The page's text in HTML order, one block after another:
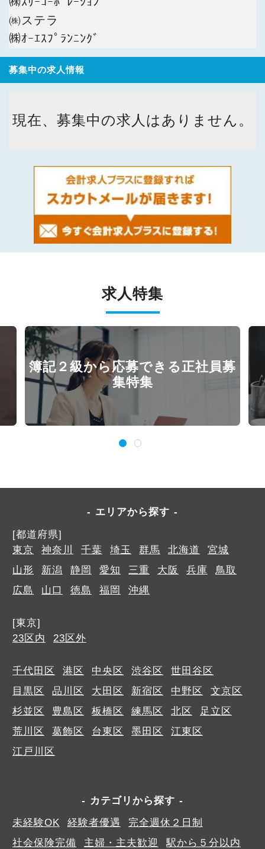
㈱ステラ
㈱ｵｰｴｽﾌﾟﾗﾝﾆﾝｸﾞ
募集中の求人情報
現在、募集中の求人はありません。
求人特集
簿記２級から応募できる正社員募
集特集
エリアから探す
[都道府県]
東京
神奈川 千葉 埼玉 群馬 北海道
宮城
山形
新潟 静岡 愛知 三重 大阪 兵庫
鳥取
広島
山口 徳島 福岡 沖縄
[東京]
23区内
23区外
千代田区 港区 中央区 渋谷区
世田谷区
目黒区
品川区 大田区 新宿区 中野区
文京区
杉並区
豊島区 板橋区 練馬区 北区
足立区
荒川区
葛飾区 台東区 墨田区
江東区
江戸川区
カテゴリから探す
未経験OK
経験者優遇
完全週休２日制
社会保険完備
主婦・主夫歓迎
駅から５分以内